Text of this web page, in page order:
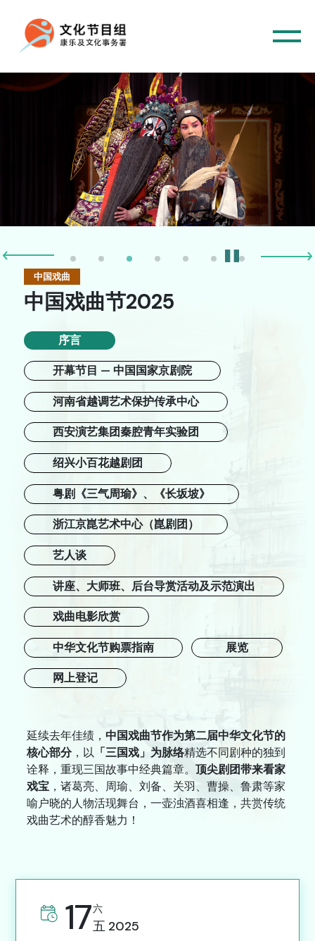
舞蹈
中国戏曲
跨媒体艺术
戏剧
合家欢
艺在指尺
关于我们
档案室
新闻艺评库
递交节目建议书
诚征专业服务人员
网站连结
联络我们
繁
17六
五 2025
中国戏曲
中国戏曲节2025
序言
开幕节目 — 中国国家京剧院
河南省越调艺术保护传承中心
西安演艺集团秦腔青年实验团
绍兴小百花越剧团
粤剧《三气周瑜》、《长坂坡》
浙江京崑艺术中心（崑剧团）
艺人谈
讲座、大师班、后台导赏活动及示范演出
戏曲电影欣赏
中华文化节购票指南 展览
网上登记
延续去年佳绩，中国戏曲节作为第二届中华文化节的
核心部分，以 「三国戏」为脉络精选不同剧种的独到
诠释，重现三国故事中经典篇章。顶尖剧团带来看家
戏宝 ，诸葛亮、周瑜、刘备、关羽、曹操、鲁肃等家
喻户晓的人物活现舞台，一壶浊酒喜相逢，共赏传统
戏曲艺术的醇香魅力！